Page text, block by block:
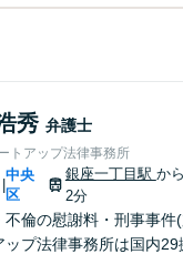
秀 弁護士
トアップ法律事務所
|
中央
区
銀座一丁目駅 か
2分
不倫の慰謝料・刑事事
ップ法律事務所は国内